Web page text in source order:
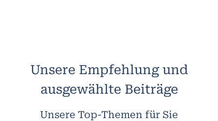
Unsere Empfehlung und
ausgewählte Beiträge
Unsere Top-Themen für Sie